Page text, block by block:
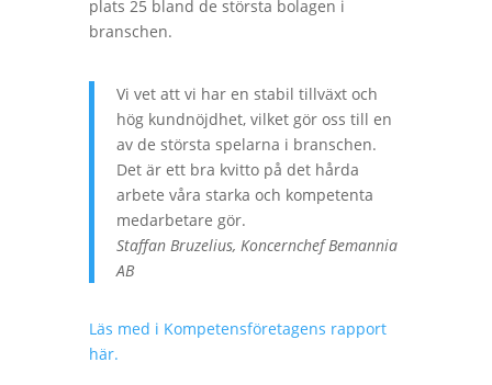
plats 25 bland de största bolagen i
branschen.
Vi vet att vi har en stabil tillväxt och
hög kundnöjdhet, vilket gör oss till en
av de största spelarna i branschen.
Det är ett bra kvitto på det hårda
arbete våra starka och kompetenta
medarbetare gör.
Staffan Bruzelius, Koncernchef Bemannia
AB
Läs med i Kompetensföretagens rapport
här.